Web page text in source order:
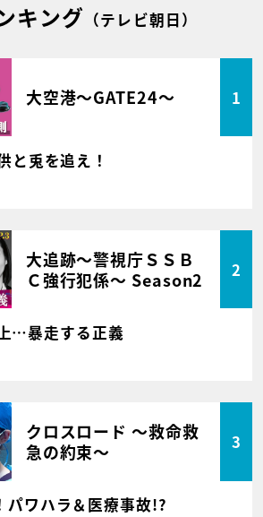
キング （テレビ朝日）
大空港～GATE24～ 1
と兎を追え！
大追跡～警視庁ＳＳＢ
Ｃ強行犯係～ Season2
2
…暴走する正義
クロスロード ～救命救
急の約束～
3
ワハラ＆医療事故!?